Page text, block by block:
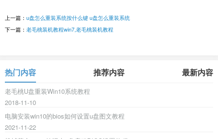
上一篇： u盘怎么重装系统按什么键 u盘怎么重装系统
下一篇： 老毛桃装机教程win7,老毛桃装机教程
热门内容 推荐内容 最新内容
老毛桃U盘重装Win10系统教程
2018-11-10
电脑安装win10的bios如何设置u盘图文教程
2021-11-22